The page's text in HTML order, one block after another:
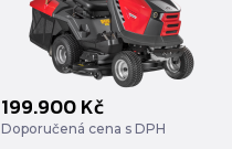
199.900Kč
Doporučená cena s DPH